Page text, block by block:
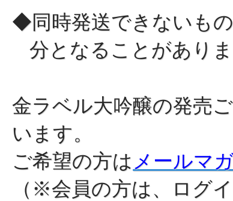
◆同時発送できないも
分となることがありま
金ラベル大吟醸の発売
います。
ご希望の方は メールマ
（※会員の方は、ログ